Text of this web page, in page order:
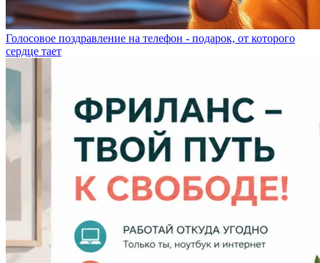
Голосовое поздравление на телефон - подарок, от которого
сердце тает